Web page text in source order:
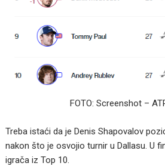
FOTO: Screenshot –
Treba istaći da je Denis Shapovalov
nakon što je osvojio turnir u Dallasu. U
igrača iz Top 10.